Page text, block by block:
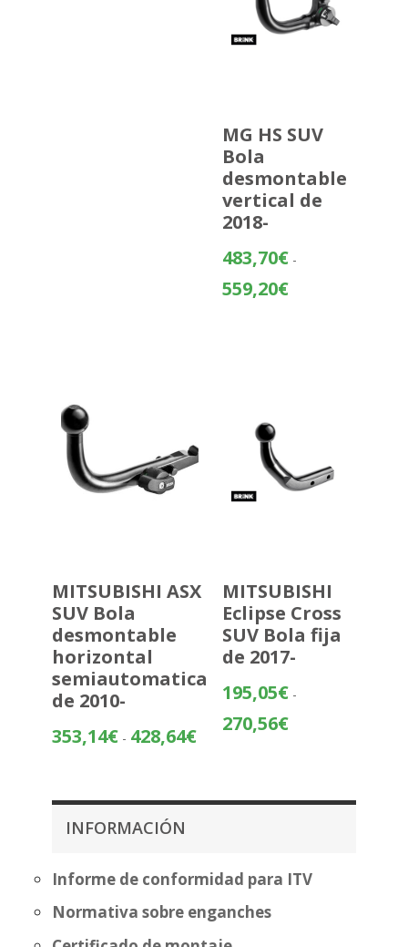
MG HS SUV
Bola
desmontable
vertical de
2018-
483,70€ -
559,20€Rango
MITSUBISHI ASX
SUV Bola
desmontable
horizontal
semiautomatica
de 2010-
353,14€ - 428,64€Rango
MITSUBISHI
Eclipse Cross
SUV Bola fija
de 2017-
195,05€ -
270,56€Rango
195,05€
INFORMACIÓN
Informe de conformidad para ITV
Normativa sobre enganches